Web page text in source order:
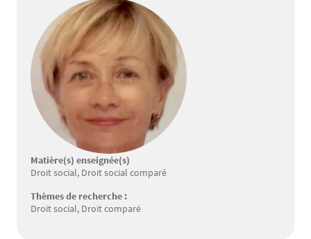
Matière(s) enseignée(s)
Droit social, Droit social comparé
Thèmes de recherche :
Droit social, Droit comparé